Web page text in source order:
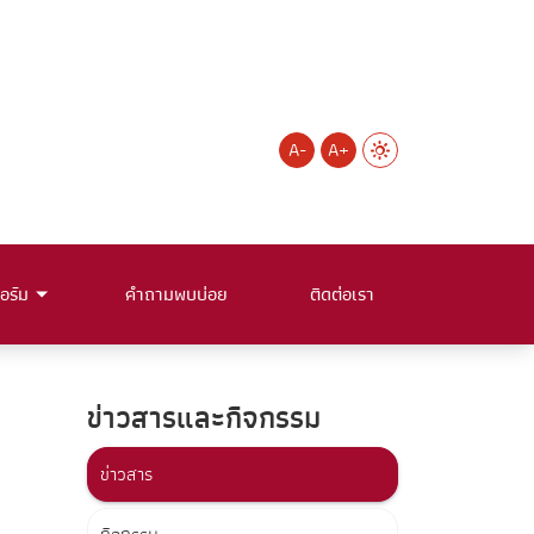
A- A+
ร์ม คำถามพบบ่อย ติดต่อเรา
ข่าวสารและกิจกรรม
ข่าวสาร